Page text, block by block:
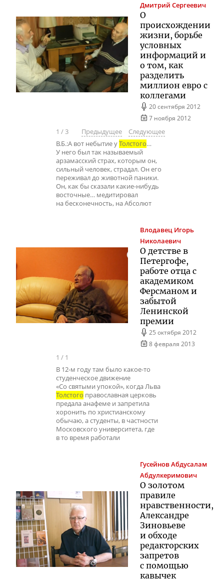
Дмитрий Сергеевич
О
происхождении
жизни, борьбе
условных
информаций и
о том, как
разделить
миллион евро с
коллегами
20 сентября 2012
7 ноября 2012
1 /3 Предыдущее
Следующее
В.Б.:А вот небытие уТолстого…
У него был так называемый
арзамасский страх, которым он,
сильный человек, страдал. Он его
переживал до животной паники.
Он, как бы сказали какие-нибудь
восточные… медитировал
на бесконечность, на Абсолют
Влодавец Игорь
Николаевич
О детстве в
Петергофе,
работе отца с
академиком
Ферсманом и
забытой
Ленинской
премии
25 октября 2012
8 февраля 2013
1 / 1
В 12-м году там было какое-то
студенческое движение
«Со святыми упокой», когда Льва
Толстого православная церковь
предала анафеме и запретила
хоронить по христианскому
обычаю, а студенты, в частности
Московского университета, где
в то время работали
ГусейновАбдусалам
Абдулкеримович
О золотом
правиле
нравственности,
Александре
Зиновьеве
и обходе
редакторских
запретов
с помощью
кавычек